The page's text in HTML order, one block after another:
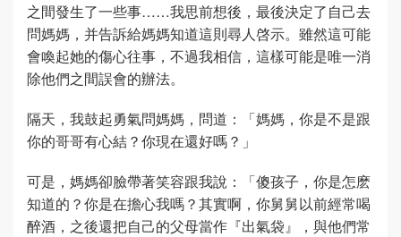
之間發生了一些事……我思前想後，最後決定了自己去
問媽媽，并告訴給媽媽知道這則尋人啓示。雖然這可能
會喚起她的傷心往事，不過我相信，這樣可能是唯一消
除他們之間誤會的辦法。
隔天，我鼓起勇氣問媽媽，問道：「媽媽，你是不是跟
你的哥哥有心結？你現在還好嗎？」
可是，媽媽卻臉帶著笑容跟我說：「傻孩子，你是怎麽
知道的？你是在擔心我嗎？其實啊，你舅舅以前經常喝
醉酒，之後還把自己的父母當作『出氣袋』，與他們常